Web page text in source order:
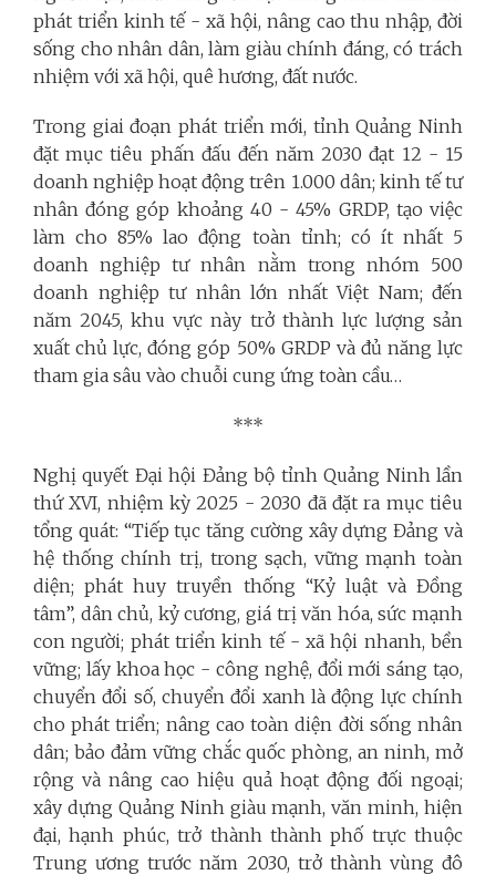
phát triển kinh tế - xã hội, nâng cao thu nhập, đời
sống cho nhân dân, làm giàu chính đáng, có trách
nhiệm với xã hội, quê hương, đất nước.
Trong giai đoạn phát triển mới, tỉnh Quảng Ninh
đặt mục tiêu phấn đấu đến năm 2030 đạt 12 - 15
doanh nghiệp hoạt động trên 1.000 dân; kinh tế tư
nhân đóng góp khoảng 40 - 45% GRDP, tạo việc
làm cho 85% lao động toàn tỉnh; có ít nhất 5
doanh nghiệp tư nhân nằm trong nhóm 500
doanh nghiệp tư nhân lớn nhất Việt Nam; đến
năm 2045, khu vực này trở thành lực lượng sản
xuất chủ lực, đóng góp 50% GRDP và đủ năng lực
tham gia sâu vào chuỗi cung ứng toàn cầu…
***
Nghị quyết Đại hội Đảng bộ tỉnh Quảng Ninh lần
thứ XVI, nhiệm kỳ 2025 - 2030 đã đặt ra mục tiêu
tổng quát: “Tiếp tục tăng cường xây dựng Đảng và
hệ thống chính trị, trong sạch, vững mạnh toàn
diện; phát huy truyền thống “Kỷ luật và Đồng
tâm”, dân chủ, kỷ cương, giá trị văn hóa, sức mạnh
con người; phát triển kinh tế - xã hội nhanh, bền
vững; lấy khoa học - công nghệ, đổi mới sáng tạo,
chuyển đổi số, chuyển đổi xanh là động lực chính
cho phát triển; nâng cao toàn diện đời sống nhân
dân; bảo đảm vững chắc quốc phòng, an ninh, mở
rộng và nâng cao hiệu quả hoạt động đối ngoại;
xây dựng Quảng Ninh giàu mạnh, văn minh, hiện
đại, hạnh phúc, trở thành thành phố trực thuộc
Trung ương trước năm 2030, trở thành vùng đô